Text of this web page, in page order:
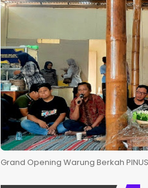
Grand Opening Warung Berkah